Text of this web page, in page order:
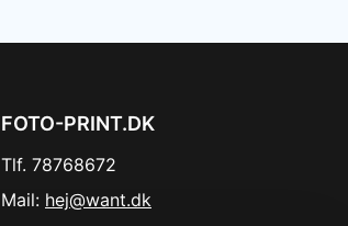
FOTO-PRINT.DK
Tlf. 78768672
Mail: hej@want.dk